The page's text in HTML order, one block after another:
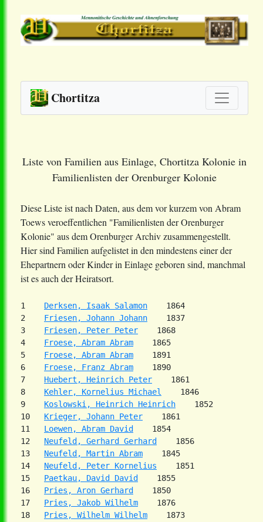
Chortitza
Liste von Familien aus Einlage, Chortitza Kolonie in
Familienlisten der Orenburger Kolonie
Diese Liste ist nach Daten, aus dem vor kurzem von Abram
Toews veroeffentlichen "Familienlisten der Orenburger
Kolonie" aus dem Orenburger Archiv zusammengestellt.
Hier sind Familien aufgelistet in den mindestens einer der
Ehepartnern oder Kinder in Einlage geboren sind, manchmal
ist es auch der Heiratsort.
1 Derksen, Isaak Salamon
    1864
2 Friesen, Johann Johann
    1837
3 Friesen, Peter Peter
    1868
4 Froese, Abram Abram
    1865
5 Froese, Abram Abram
    1891
6 Froese, Franz Abram
    1890
7 Huebert, Heinrich Peter
    1861
8 Kehler, Kornelius Michael
    1846
9 Koslowski, Heinrich Heinrich
    1852
10 Krieger, Johann Peter
    1861
11 Loewen, Abram David
    1854
12 Neufeld, Gerhard Gerhard
    1856
13 Neufeld, Martin Abram
    1845
14 Neufeld, Peter Kornelius
    1851
15 Paetkau, David David
    1855
16 Pries, Aron Gerhard
    1850
17 Pries, Jakob Wilhelm
    1876
18 Pries, Wilhelm Wilhelm
    1873